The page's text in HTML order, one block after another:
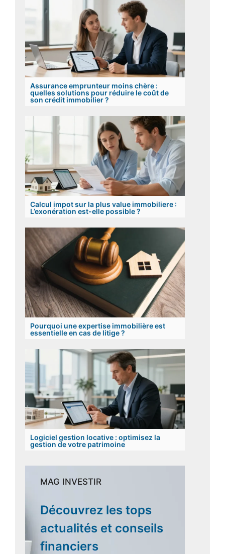
Assurance emprunteur moins chère :
quelles solutions pour réduire le coût de
son crédit immobilier ?
Calcul impot sur la plus value immobiliere :
L’exonération est-elle possible ?
Pourquoi une expertise immobilière est
essentielle en cas de litige ?
Logiciel gestion locative : optimisez la
gestion de votre patrimoine
MAG INVESTIR
Découvrez les tops
actualités et conseils
financiers